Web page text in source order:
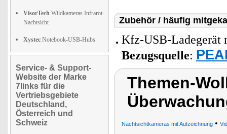
VisorTech Wildkameras Infrarot-
Nachtsicht
Xystec Notebook-USB-Hubs
Service- & Support-
Website der Marke
7links für die
Vertriebsgebiete
Deutschland,
Österreich und
Schweiz
Zubehör / häufig
Kfz-USB-Ladegerät
Bezugsquelle:
Themen-
Nachtsichtkameras mit Aufzeichnung •